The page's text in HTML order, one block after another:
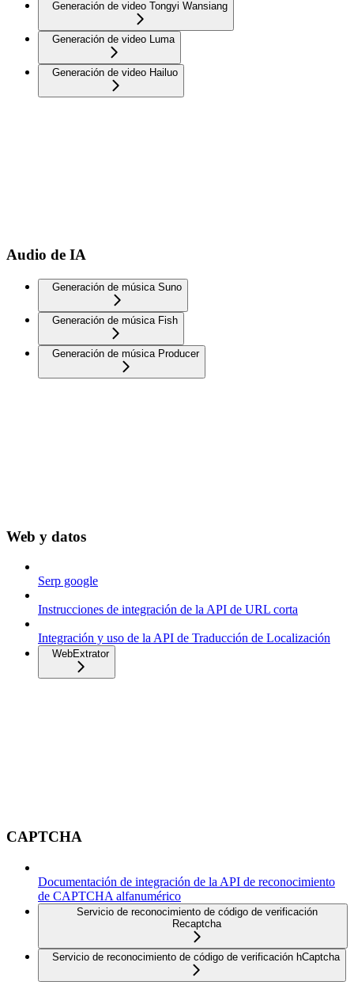
Generación de video Tongyi Wansiang
Generación de video Luma
Generación de video Hailuo
Audio de IA
Generación de música Suno
Generación de música Fish
Generación de música Producer
Web y datos
Serp google
Instrucciones de integración de la API de URL corta
Integración y uso de la API de Traducción de Localización
WebExtrator
CAPTCHA
Documentación de integración de la API de reconocimiento
de CAPTCHA alfanumérico
Servicio de reconocimiento de código de verificación
Recaptcha
Servicio de reconocimiento de código de verificación hCaptcha